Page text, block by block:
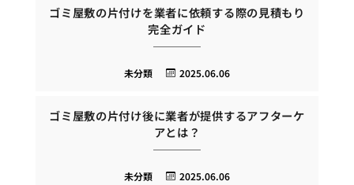
ゴミ屋敷の片付けを業者に依頼する際の見積もり
完全ガイド
2025.06.06
未分類
ゴミ屋敷の片付け後に業者が提供するアフターケ
アとは？
2025.06.06
未分類